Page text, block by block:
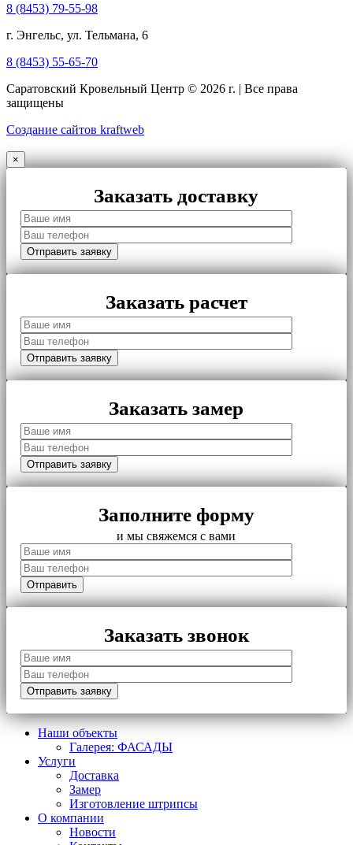
8 (8453) 79-55-98
г. Энгельс, ул. Тельмана, 6
8 (8453) 55-65-70
Саратовский Кровельный Центр © 2026 г. | Все права
защищены
Создание сайтов kraftweb
×
Заказать доставку
Заказать расчет
Заказать замер
Заполните форму
и мы свяжемся с вами
Заказать звонок
Наши объекты
Галерея: ФАСАДЫ
Услуги
Доставка
Замер
Изготовление штрипсы
О компании
Новости